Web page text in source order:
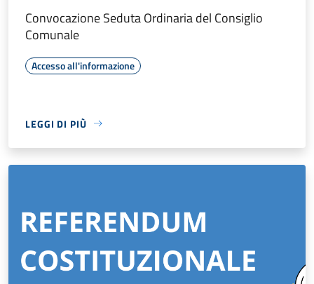
Convocazione Seduta Ordinaria del Consiglio
Comunale
Accesso all'informazione
LEGGI DI PIÙ